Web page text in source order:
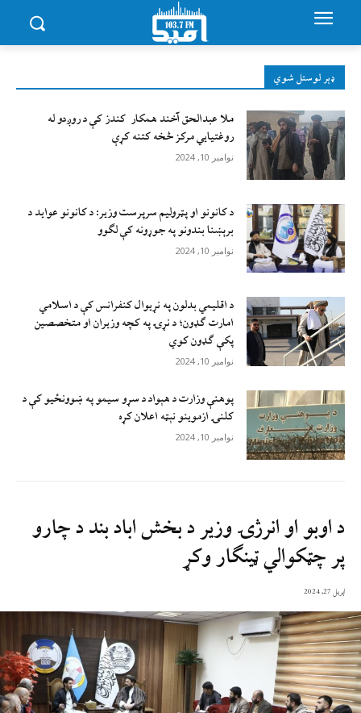
ډېر لوستل شوي
ملا عبدالحق آخند همکار کندز کې د روږدو له
روغتیایي مرکز څخه کتنه کړې
نوامبر 10, 2024
د کانونو او پټرولیم سرپرست وزیر: د کانونو عواید د
برېښنا بندونو په جوړونه کې لګوو
نوامبر 10, 2024
د اقليمي بدلون په نړيوال کنفرانس کې د اسلامي
امارت ګډون؛ د نړۍ په کچه وزيران او متخصصين
پکې ګډون کوي
نوامبر 10, 2024
پوهنې وزارت د هېواد د سړو سيمو په ښوونځيو کې د
کلنۍ ازموينو نېټه اعلان کړه
نوامبر 10, 2024
د اوبو او انرژۍ وزیر د بخش اباد بند د چارو
پر چټکوالي ټینګار وکړ
اپریل 27, 2024